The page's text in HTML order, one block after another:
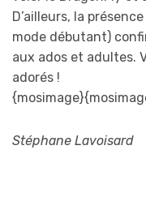
D’ailleurs, la
mode débutant)
aux ados et adultes.
adorés !
Stéphane Lavoisard